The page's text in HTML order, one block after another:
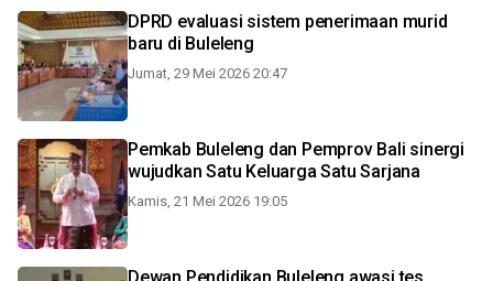
DPRD evaluasi sistem penerimaan murid
baru di Buleleng
Jumat, 29 Mei 2026 20:47
Pemkab Buleleng dan Pemprov Bali sinergi
wujudkan Satu Keluarga Satu Sarjana
Kamis, 21 Mei 2026 19:05